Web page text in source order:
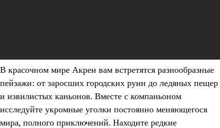
В красочном мире Акреи вам встретятся разнообразные
пейзажи: от заросших городских руин до ледяных пещер
и извилистых каньонов. Вместе с компаньоном
исследуйте укромные уголки постоянно меняющегося
мира, полного приключений. Находите редкие